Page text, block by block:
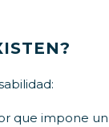
que impone